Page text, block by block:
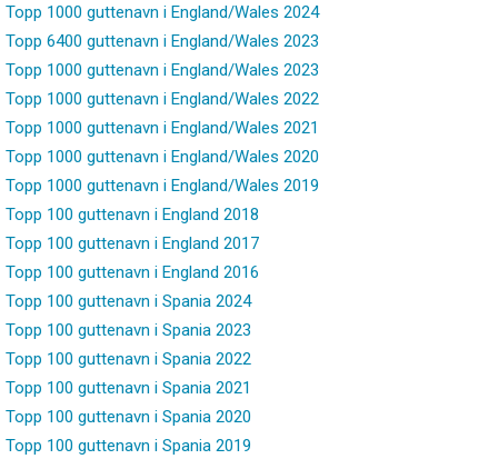
Topp 1000 guttenavn i England/Wales 2024
Topp 6400 guttenavn i England/Wales 2023
Topp 1000 guttenavn i England/Wales 2023
Topp 1000 guttenavn i England/Wales 2022
Topp 1000 guttenavn i England/Wales 2021
Topp 1000 guttenavn i England/Wales 2020
Topp 1000 guttenavn i England/Wales 2019
Topp 100 guttenavn i England 2018
Topp 100 guttenavn i England 2017
Topp 100 guttenavn i England 2016
Topp 100 guttenavn i Spania 2024
Topp 100 guttenavn i Spania 2023
Topp 100 guttenavn i Spania 2022
Topp 100 guttenavn i Spania 2021
Topp 100 guttenavn i Spania 2020
Topp 100 guttenavn i Spania 2019